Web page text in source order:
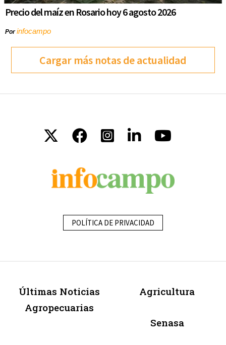
Precio del maíz en Rosario hoy 6 agosto 2026
Porinfocampo
Cargar más notas de actualidad
POLÍTICA DE PRIVACIDAD
Últimas Noticias
Agropecuarias
Agricultura
Senasa